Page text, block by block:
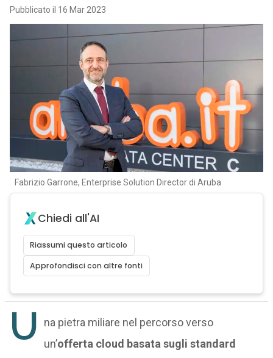
Pubblicato il 16 Mar 2023
Fabrizio Garrone, Enterprise Solution Director di Aruba
Chiedi all'AI
Riassumi questo articolo
Approfondisci con altre fonti
U
na pietra miliare nel percorso verso
un’offerta cloud basata sugli standard